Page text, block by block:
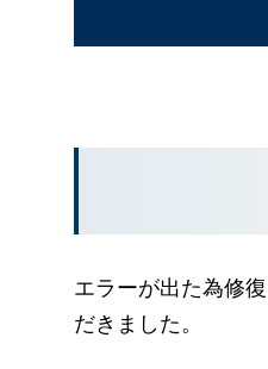
エラーが出た為修
だきました。